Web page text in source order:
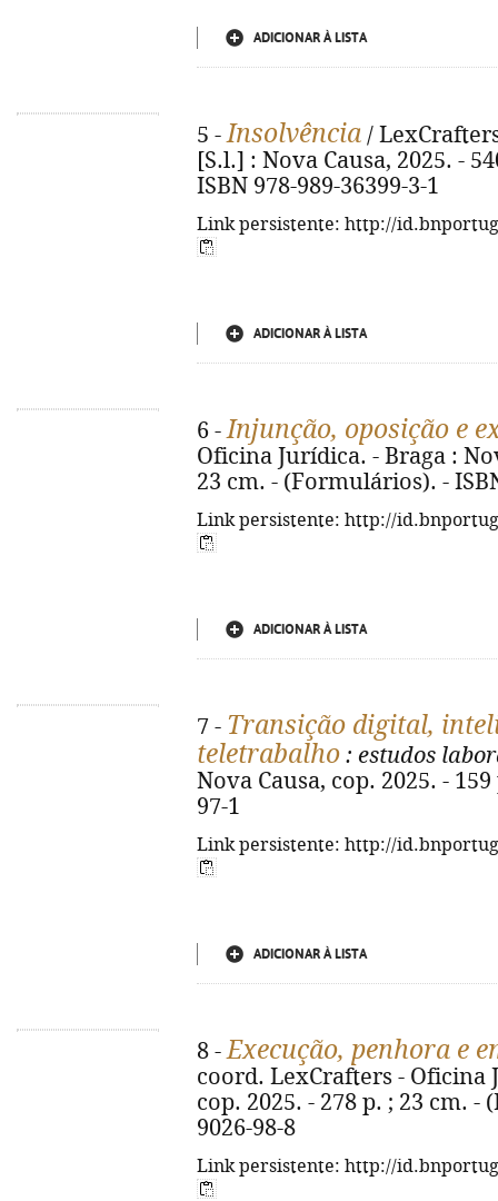
ADICIONAR À LISTA
5 -Insolvência /
[S.l.] : Nova Causa, 2025. -
ISBN 978-989-36399-3-1
Link persistente: http://
ADICIONAR À LISTA
6 -Injunção, oposição e
Oficina Jurídica. - Braga :
23 cm. - (Formulários). -
Link persistente: http://
ADICIONAR À LISTA
7 - Transição digital,
teletrabalho : estudos
Nova Causa, cop. 2025. -
97-1
Link persistente: http://
ADICIONAR À LISTA
8 -Execução, penhora e
coord. LexCrafters - Oficina
cop. 2025. - 278 p. ; 23 cm. -
9026-98-8
Link persistente: http://